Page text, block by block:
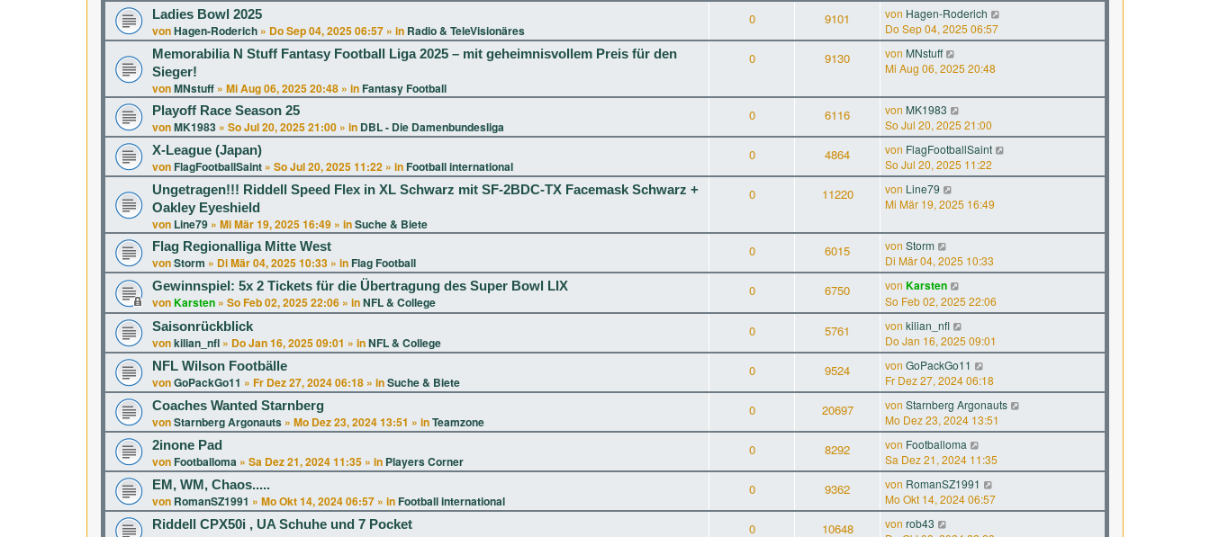
Ladies Bowl 2025
vonHagen-Roderich » Do Sep 04, 2025 06:57 » in Radio & TeleVisionäres
0 9101 von Hagen-Roderich
Do Sep 04, 2025 06:57
Memorabilia N Stuff Fantasy Football Liga 2025 – mit geheimnisvollem Preis für den
Sieger!
vonMNstuff » Mi Aug 06, 2025 20:48 » in Fantasy Football
0 9130 von MNstuff
Mi Aug 06, 2025 20:48
Playoff Race Season 25
vonMK1983 » So Jul 20, 2025 21:00 » in DBL - Die Damenbundesliga
0 6116 von MK1983
So Jul 20, 2025 21:00
X-League (Japan)
von FlagFootballSaint » So Jul 20, 2025 11:22 » in Football international
0 4864 von FlagFootballSaint
So Jul 20, 2025 11:22
Ungetragen!!! Riddell Speed Flex in XL Schwarz mit SF-2BDC-TX Facemask Schwarz +
Oakley Eyeshield
von Line79 » Mi Mär 19, 2025 16:49 » inSuche & Biete
0 11220 von Line79
Mi Mär 19, 2025 16:49
Flag Regionalliga Mitte West
vonStorm » Di Mär 04, 2025 10:33 » in Flag Football
0 6015 von Storm
Di Mär 04, 2025 10:33
Gewinnspiel: 5x 2 Tickets für die Übertragung des Super Bowl LIX
vonKarsten » So Feb 02, 2025 22:06 » inNFL & College
0 6750 von Karsten
So Feb 02, 2025 22:06
Saisonrückblick
vonkilian_nfl » Do Jan 16, 2025 09:01 » inNFL & College
0 5761 von kilian_nfl
Do Jan 16, 2025 09:01
NFL Wilson Footbälle
vonGoPackGo11 » Fr Dez 27, 2024 06:18 » inSuche & Biete
0 9524 von GoPackGo11
Fr Dez 27, 2024 06:18
Coaches Wanted Starnberg
vonStarnberg Argonauts » Mo Dez 23, 2024 13:51 » inTeamzone
0 20697 von Starnberg Argonauts
Mo Dez 23, 2024 13:51
2inone Pad
von Footballoma » Sa Dez 21, 2024 11:35 » in Players Corner
0 8292 von Footballoma
Sa Dez 21, 2024 11:35
EM, WM, Chaos.....
von RomanSZ1991 » Mo Okt 14, 2024 06:57 » in Football international
0 9362 von RomanSZ1991
Mo Okt 14, 2024 06:57
Riddell CPX50i , UA Schuhe und 7 Pocket 0 10648 von rob43